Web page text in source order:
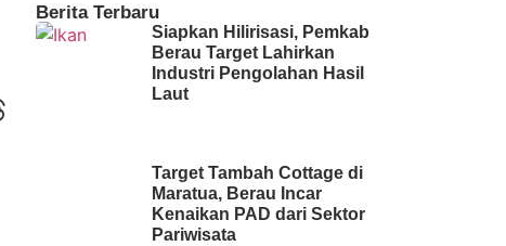
Berita Terbaru
Siapkan Hilirisasi, Pemkab
Berau Target Lahirkan
Industri Pengolahan Hasil
Laut
Target Tambah Cottage di
Maratua, Berau Incar
Kenaikan PAD dari Sektor
Pariwisata